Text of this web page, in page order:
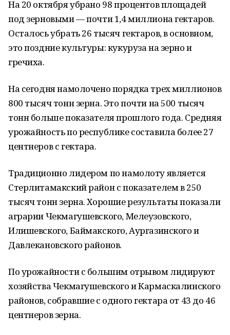
На 20 октября убрано 98 процентов площадей
под зерновыми — почти 1,4 миллиона гектаров.
Осталось убрать 26 тысяч гектаров, в основном,
это поздние культуры: кукуруза на зерно и
гречиха.
На сегодня намолочено порядка трех миллионов
800 тысяч тонн зерна. Это почти на 500 тысяч
тонн больше показателя прошлого года. Средняя
урожайность по республике составила более 27
центнеров с гектара.
Традиционно лидером по намолоту является
Стерлитамакский район с показателем в 250
тысяч тонн зерна. Хорошие результаты показали
аграрии Чекмагушевского, Мелеузовского,
Илишевского, Баймакского, Аургазинского и
Давлекановского районов.
По урожайности с большим отрывом лидируют
хозяйства Чекмагушевского и Кармаскалинского
районов, собравшие с одного гектара от 43 до 46
центнеров зерна.